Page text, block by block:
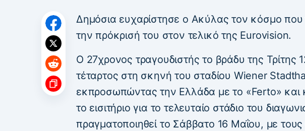
Δημόσια ευχαρίστησε ο Ακύλας τον κόσμο που
την πρόκρισή του στον τελικό της Eurovision.
Ο 27χρονος τραγουδιστής το βράδυ της Τρίτης
τέταρτος στη σκηνή του σταδίου Wiener
εκπροσωπώντας την Ελλάδα με το «Ferto» και
το εισιτήριο για το τελευταίο στάδιο του
πραγματοποιηθεί το Σάββατο 16 Μαΐου, με